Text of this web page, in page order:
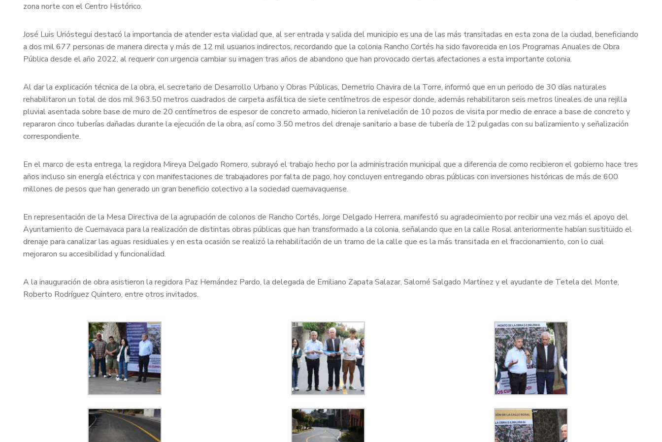
zona norte con el Centro Histórico.
José Luis Urióstegui destacó la importancia de atender esta vialidad que, al ser entrada y salida del municipio es una de las más transitadas en esta zona de la ciudad, beneficiando
a dos mil 677 personas de manera directa y más de 12 mil usuarios indirectos, recordando que la colonia Rancho Cortés ha sido favorecida en los Programas Anuales de Obra
Pública desde el año 2022, al requerir con urgencia cambiar su imagen tras años de abandono que han provocado ciertas afectaciones a esta importante colonia.
Al dar la explicación técnica de la obra, el secretario de Desarrollo Urbano y Obras Públicas, Demetrio Chavira de la Torre, informó que en un periodo de 30 días naturales
rehabilitaron un total de dos mil 963.50 metros cuadrados de carpeta asfáltica de siete centímetros de espesor donde, además rehabilitaron seis metros lineales de una rejilla
pluvial asentada sobre base de muro de 20 centímetros de espesor de concreto armado, hicieron la renivelación de 10 pozos de visita por medio de enrace a base de concreto y
repararon cinco tuberías dañadas durante la ejecución de la obra, así como 3.50 metros del drenaje sanitario a base de tubería de 12 pulgadas con su balizamiento y señalización
correspondiente.
En el marco de esta entrega, la regidora Mireya Delgado Romero, subrayó el trabajo hecho por la administración municipal que a diferencia de como recibieron el gobierno hace tres
años incluso sin energía eléctrica y con manifestaciones de trabajadores por falta de pago, hoy concluyen entregando obras públicas con inversiones históricas de más de 600
millones de pesos que han generado un gran beneficio colectivo a la sociedad cuernavaquense.
En representación de la Mesa Directiva de la agrupación de colonos de Rancho Cortés, Jorge Delgado Herrera, manifestó su agradecimiento por recibir una vez más el apoyo del
Ayuntamiento de Cuernavaca para la realización de distintas obras públicas que han transformado a la colonia, señalando que en la calle Rosal anteriormente habían sustituido el
drenaje para canalizar las aguas residuales y en esta ocasión se realizó la rehabilitación de un tramo de la calle que es la más transitada en el fraccionamiento, con lo cual
mejoraron su accesibilidad y funcionalidad.
A la inauguración de obra asistieron la regidora Paz Hernández Pardo, la delegada de Emiliano Zapata Salazar, Salomé Salgado Martínez y el ayudante de Tetela del Monte,
Roberto Rodríguez Quintero, entre otros invitados.